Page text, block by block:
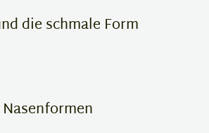
die schmale Form